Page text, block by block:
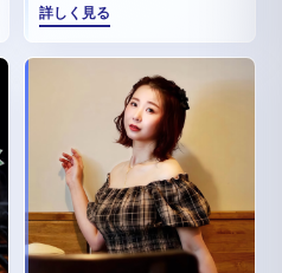
詳しく見る